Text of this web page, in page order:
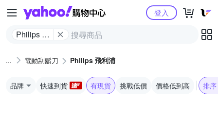
Yahoo購物中心
Philips 飛
登入
電動刮鬍刀 Philips 飛利浦
品牌 快速到貨 有現貨 挑戰低價 價格低到高 排序